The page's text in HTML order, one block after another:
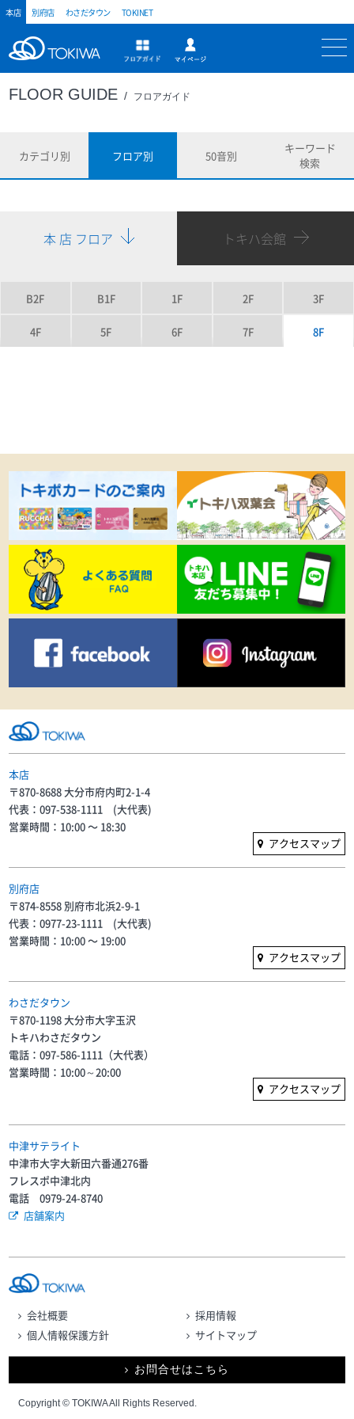
本店 別府店 わさだタウン TOKINET
トキハ フロアガイド
FLOOR GUIDE フロアガイド
カテゴリ別 フロア別 50音別
キーワード
検索
本 店 フロア トキハ会館
B2F B1F 1F 2F 3F
4F 5F 6F 7F 8F
本店
〒870-8688 大分市府内町2-1-4
代表：097-538-1111 (大代表)
営業時間：10:00 〜 18:30
アクセスマップ
別府店
〒874-8558 別府市北浜2-9-1
代表：0977-23-1111 (大代表)
営業時間：10:00 〜 19:00
アクセスマップ
わさだタウン
〒870-1198 大分市大字玉沢
トキハわさだタウン
電話：097-586-1111（大代表）
営業時間：10:00～20:00
アクセスマップ
中津サテライト
中津市大字大新田六番通276番
フレスポ中津北内
電話 0979-24-8740
店舗案内
会社概要
採用情報
個人情報保護方針
サイトマップ
お問合せはこちら
Copyright © TOKIWA All Rights Reserved.